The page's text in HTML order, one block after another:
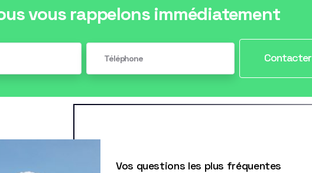
vous rappelons immédiatement
Contacter
Vos questions les plus fréquentes